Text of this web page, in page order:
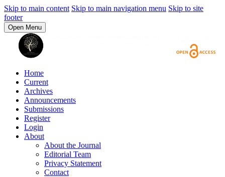
Skip to main content Skip to main navigation menu Skip to site
footer
Open Menu
Home
Current
Archives
Announcements
Submissions
Register
Login
About
About the Journal
Editorial Team
Privacy Statement
Contact